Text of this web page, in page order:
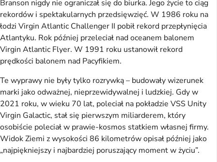
Branson nigdy nie ograniczał się do biurka. Jego życie to ciąg
rekordów i spektakularnych przedsięwzięć. W 1986 roku na
łodzi Virgin Atlantic Challenger II pobił rekord przepłynięcia
Atlantyku. Rok później przeleciał nad oceanem balonem
Virgin Atlantic Flyer. W 1991 roku ustanowił rekord
prędkości balonem nad Pacyfikiem.
Te wyprawy nie były tylko rozrywką – budowały wizerunek
marki jako odważnej, nieprzewidywalnej i ludzkiej. Gdy w
2021 roku, w wieku 70 lat, poleciał na pokładzie VSS Unity
Virgin Galactic, stał się pierwszym miliarderem, który
osobiście poleciał w prawie-kosmos statkiem własnej firmy.
Widok Ziemi z wysokości 86 kilometrów opisał później jako
„najpiękniejszy i najbardziej poruszający moment w życiu”.